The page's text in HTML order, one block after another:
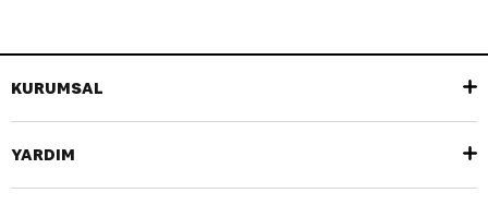
KURUMSAL
YARDIM